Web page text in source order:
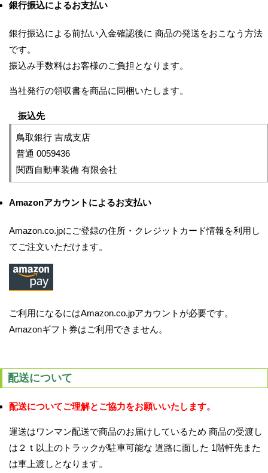
銀行振込によるお支払い
銀行振込による前払い入金確認後に 商品の発送をおこなう方法
です。
振込み手数料はお客様のご負担となります。
当社発行の領収書を商品に同梱いたします。
振込先
鳥取銀行 吉成支店
普通 0059436
関西自動車装備 有限会社
Amazonアカウントによるお支払い
Amazon.co.jpにご登録の住所・クレジットカード情報を利用し
てご注文いただけます。
ご利用になるにはAmazon.co.jpアカウントが必要です。
Amazonギフト券はご利用できません。
配送について
配送についてご理解とご協力をお願いいたします。
運送はワンマン配送で商品のお届けしているため 商品の受渡し
は２ｔ以上のトラックが駐車可能な 道路に面した 1階軒先また
は車上渡しとなります。